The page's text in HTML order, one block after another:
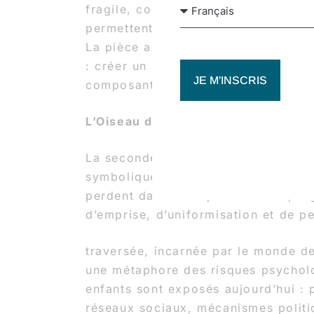
fragile, construite par des règles
permettent le développement
La pièce aborde la parentalité
: créer un espace sécurisant,
composant avec l’énergie
L’Oiseau de feu
La seconde partie bascule dans un
symbolique. Sur la musique d’Igor
perdent dans un espace sombre,
d’emprise, d’uniformisation et de
traversée, incarnée par le monde
une métaphore des risques
enfants sont exposés aujourd’hui :
réseaux sociaux, mécanismes
JE M'INSCRIS